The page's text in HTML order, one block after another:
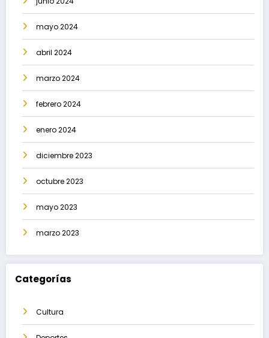
mayo 2024
abril 2024
marzo 2024
febrero 2024
enero 2024
diciembre 2023
octubre 2023
mayo 2023
marzo 2023
Categorías
Cultura